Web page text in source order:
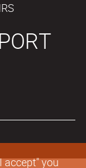
accept" you